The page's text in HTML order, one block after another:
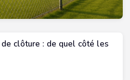
clôture : de quel côté les